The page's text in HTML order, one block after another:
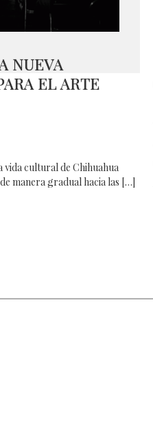
NUEVA
EL ARTE
vida cultural de Chihuahua
manera gradual hacia las […]